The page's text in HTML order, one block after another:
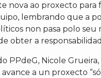
nova ao proxecto
lembrando que a
non pasa polo
obter a
PPdeG, Nicole
a un proxecto